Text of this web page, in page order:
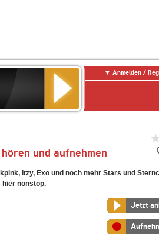
Anmelden /
und aufnehmen
Itzy, Exo und noch mehr Stars und
hier nonstop.
Jetzt